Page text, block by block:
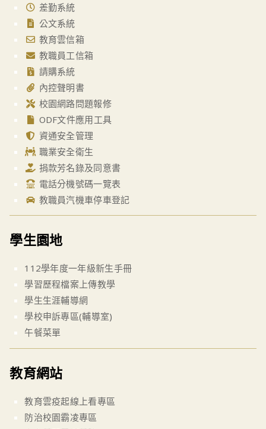
差勤系統
公文系統
教育雲信箱
教職員工信箱
請購系統
內控聲明書
校園網路問題報修
ODF文件應用工具
資通安全管理
職業安全衛生
捐款芳名錄及同意書
電話分機號碼一覽表
教職員汽機車停車登記
學生園地
112學年度一年級新生手冊
學習歷程檔案上傳教學
學生生涯輔導網
學校申訴專區(輔導室)
午餐菜單
教育網站
教育雲疫起線上看專區
防治校園霸凌專區